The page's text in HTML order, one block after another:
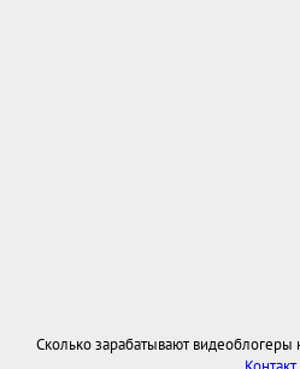
Сколько зарабатывают видеоблогеры